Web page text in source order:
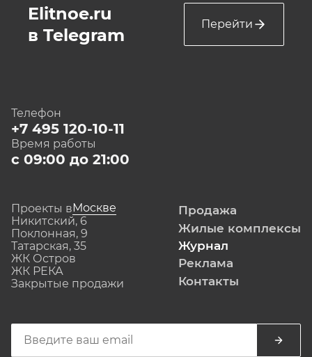
Elitnoe.ru
в Telegram
Перейти
Телефон
+7 495 120-10-11
Время работы
с 09:00 до 21:00
Проекты вМоскве
Никитский, 6
Поклонная, 9
Татарская, 35
ЖК Остров
ЖК РЕКА
Закрытые продажи
Продажа
Жилые комплексы
Журнал
Реклама
Контакты